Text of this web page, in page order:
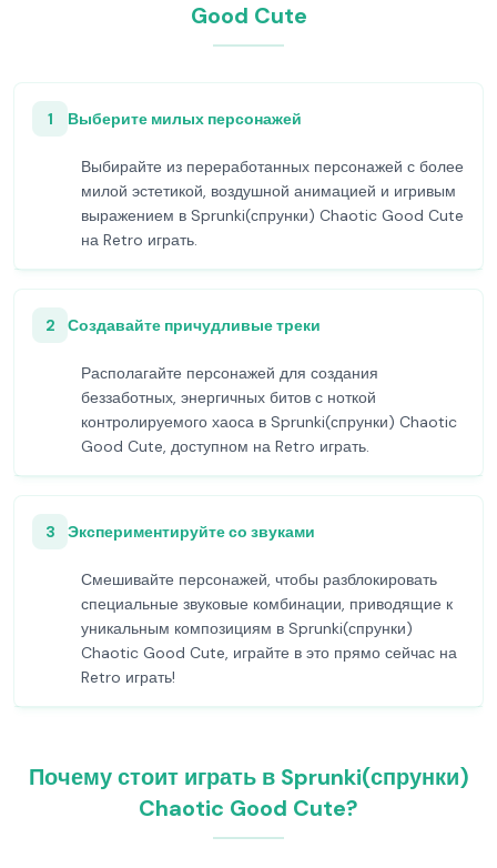
Good Cute
1 Выберите милых персонажей
Выбирайте из переработанных персонажей с более
милой эстетикой, воздушной анимацией и игривым
выражением в Sprunki(спрунки) Chaotic Good Cute
на Retro играть.
2 Создавайте причудливые треки
Располагайте персонажей для создания
беззаботных, энергичных битов с ноткой
контролируемого хаоса в Sprunki(спрунки) Chaotic
Good Cute, доступном на Retro играть.
3 Экспериментируйте со звуками
Смешивайте персонажей, чтобы разблокировать
специальные звуковые комбинации, приводящие к
уникальным композициям в Sprunki(спрунки)
Chaotic Good Cute, играйте в это прямо сейчас на
Retro играть!
Почему стоит играть в Sprunki(спрунки)
Chaotic Good Cute?